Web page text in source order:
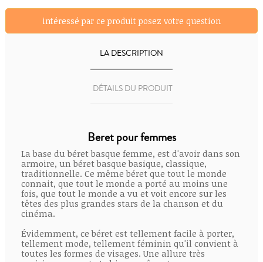
intéressé par ce produit posez votre question
LA DESCRIPTION
DÉTAILS DU PRODUIT
Beret pour femmes
La base du béret basque femme, est d'avoir dans son
armoire, un béret basque basique, classique,
traditionnelle. Ce même béret que tout le monde
connait, que tout le monde a porté au moins une
fois, que tout le monde a vu et voit encore sur les
têtes des plus grandes stars de la chanson et du
cinéma.
Évidemment, ce béret est tellement facile à porter,
tellement mode, tellement féminin qu'il convient à
toutes les formes de visages. Une allure très